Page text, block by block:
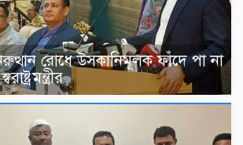
রোধে উসকানিমূলক ফাঁদে পা না